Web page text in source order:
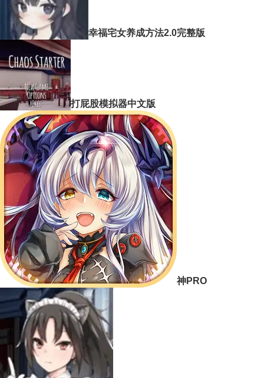
幸福宅女养成方法2.0完整版
打屁股模拟器中文版
神PRO